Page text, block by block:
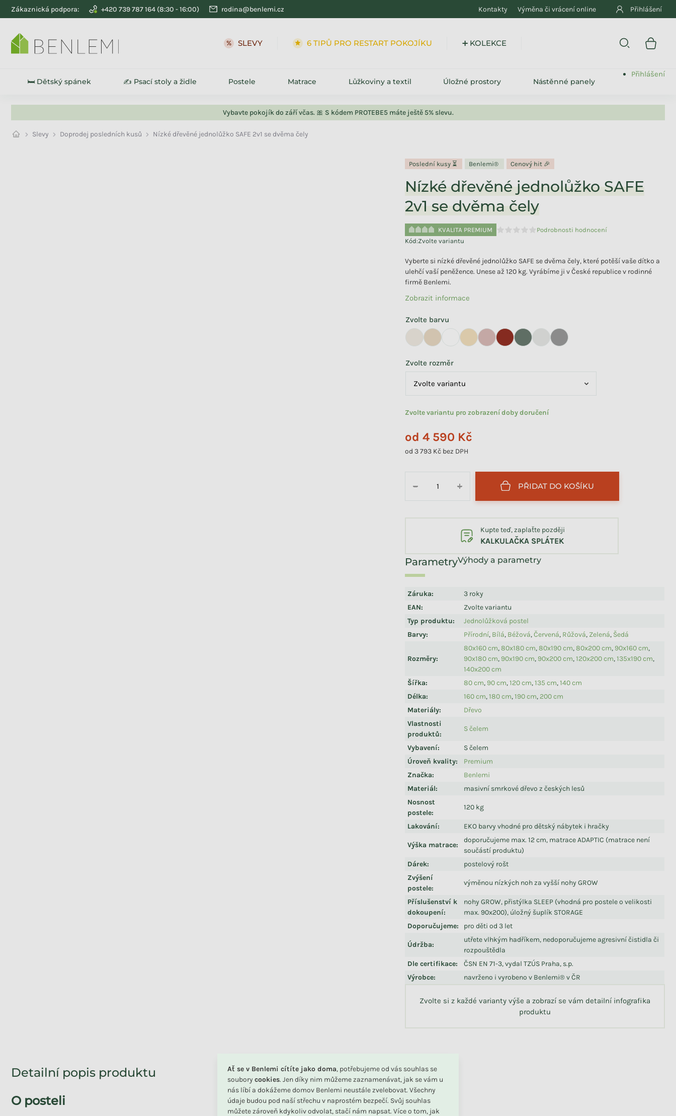
Ať se v Benlemi cítíte jako doma, potřebujeme od vás souhlas se
soubory cookies. Jen díky nim můžeme zaznamenávat, jak se vám u
nás líbí a dokážeme domov Benlemi neustále zvelebovat. Všechny
údaje budou pod naší střechu v naprostém bezpečí. Svůj souhlas
můžete zároveň kdykoliv odvolat, stačí nám napsat. Více o tom, jak
Přejít na obsah
Vybavte pokojík do září včas. 🎀 S kódem PROTEBE5 máte ještě 5% slevu.
Zákaznická podpora: +420 739 787 164 rodina@benlemi.cz Kontakty Výměna či vrácení online Přihlášení
SLEVY 6 TIPŮ PRO RESTART POKOJÍKU ➕ KOLEKCE
🛏️ Dětský spánek ✍️ Psací stoly a židle Postele Matrace Lůžkoviny a textil Úložné prostory Nástěnné panely
Přihlášení
Slevy Doprodej posledních kusů Nízké dřevěné jednolůžko SAFE 2v1 se dvěma čely
Poslední kusy ⏳ Benlemi® Cenový hit 🎉
Nízké dřevěné jednolůžko SAFE
2v1 se dvěma čely
KVALITA PREMIUM
Průměrné hodnocení produktu je 0,0 z 5 hvězdiček.
Podrobnosti hodnocení
Kód:Zvolte variantu
od4 590 Kč
od3 793 Kč bez DPH
Zvolte variantu pro zobrazení doby doručení
Zvolte barvu
Zvolte rozměr
+
− PŘIDAT DO KOŠÍKU
Výhody a parametry
Záruka:
3 roky
EAN:
Zvolte variantu
Typ produktu:
Jednolůžková postel
Barvy: Přírodní, Bílá, Béžová,Červená, Růžová, Zelená, Šedá
Rozměry:
80x160 cm,80x180 cm,80x190 cm,80x200 cm, 90x160 cm,
90x180 cm, 90x190 cm, 90x200 cm,120x200 cm,135x190 cm,
140x200 cm
Šířka: 80 cm, 90 cm,120 cm,135 cm,140 cm
Délka: 160 cm,180 cm,190 cm, 200 cm
Materiály:
Dřevo
Vlastnosti
produktů:
S čelem
Vybavení:
S čelem
Úroveň kvality:
Premium
Značka:
Benlemi
Materiál:
masivní smrkové dřevo z českých lesů
Nosnost
postele:
120 kg
Lakování: EKO barvy vhodné pro dětský nábytek i hračky
Výška matrace:
doporučujeme max. 12 cm, matrace ADAPTIC (matrace není
součástí produktu)
Dárek:
postelový rošt
Zvýšení
postele:
výměnou nízkých noh za vyšší nohy GROW
Příslušenství k
dokoupení:
nohy GROW, přistýlka SLEEP (vhodná pro postele o velikosti
max. 90x200), úložný šuplík STORAGE
Doporučujeme: pro děti od 3 let
Údržba:
utřete vlhkým hadříkem, nedoporučujeme agresivní čistidla či
rozpouštědla
Dle certifikace:
ČSN EN 71-3, vydal TZÚS Praha, s.p.
Výrobce: navrženo i vyrobeno v Benlemi® v ČR
Zvolte si z každé varianty výše a zobrazí se vám detailní infografika
produktu
Kupte teď, zaplaťte později
KALKULAČKA SPLÁTEK
Vyberte si nízké dřevěné jednolůžko SAFE se dvěma čely, které potěší vaše dítko a
ulehčí vaší peněžence. Unese až 120 kg. Vyrábíme ji v České republice v rodinné
firmě Benlemi.
Zobrazit informace
Detailní popis produktu
O posteli
Související produkty